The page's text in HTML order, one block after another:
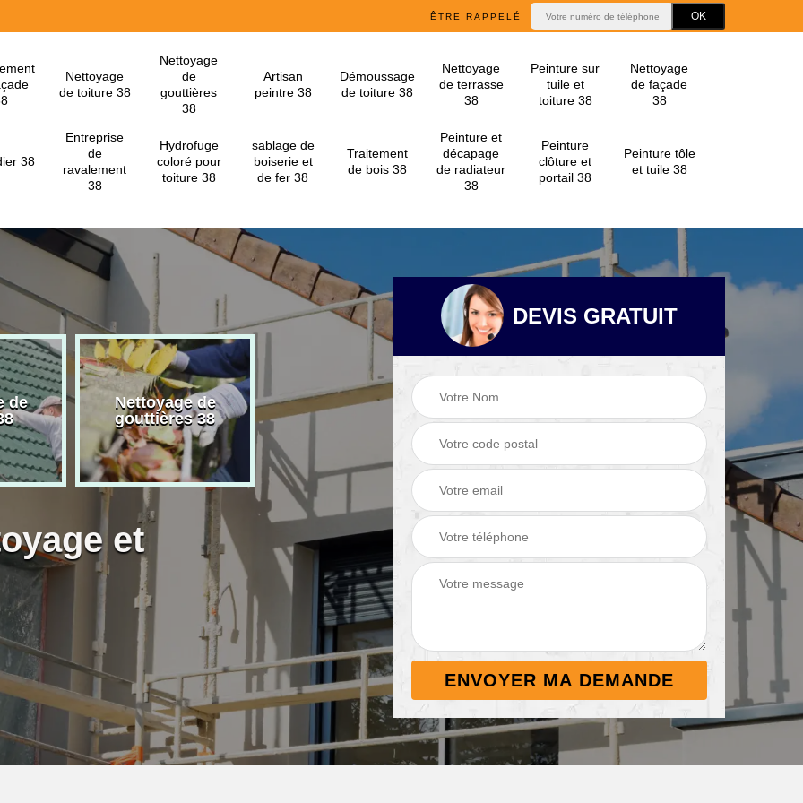
ÊTRE RAPPELÉ
Nettoyage
de toiture 38
Nettoyage
de
gouttières
38
Artisan
peintre 38
Démoussage
de toiture 38
Nettoyage
de terrasse
38
Peinture sur
tuile et
toiture 38
Nettoyage
de façade
38
38
Entreprise
de
ravalement
38
Hydrofuge
coloré pour
toiture 38
sablage de
boiserie et
de fer 38
Traitement
de bois 38
Peinture et
décapage
de radiateur
38
Peinture
clôture et
portail 38
Peinture tôle
et tuile 38
de
Nettoyage de
gouttières 38
Artisan peintre 38
Démoussage de
toiture 38
Nettoyage de
terrasse 38
et
DEVIS GRATUIT